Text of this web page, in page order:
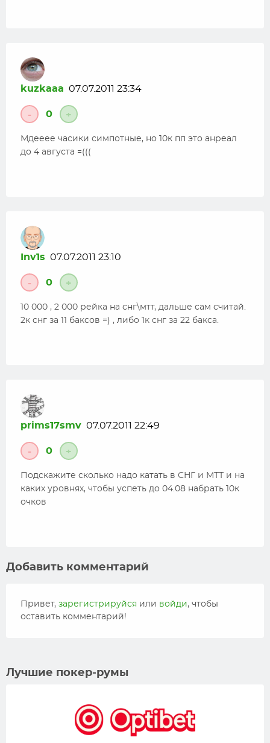
kuzkaaa 07.07.2011 23:34
- 0 +
Мдееее часики симпотные, но 10к пп это анреал
до 4 августа =(((
Inv1s 07.07.2011 23:10
- 0 +
10 000 , 2 000 рейка на снг\мтт, дальше сам считай.
2к снг за 11 баксов =) , либо 1к снг за 22 бакса.
prims17smv 07.07.2011 22:49
- 0 +
Подскажите сколько надо катать в СНГ и МТТ и на
каких уровнях, чтобы успеть до 04.08 набрать 10к
очков
Добавить комментарий
Привет, зарегистрируйся или войди, чтобы
оставить комментарий!
Лучшие покер-румы